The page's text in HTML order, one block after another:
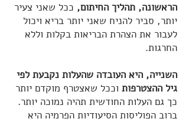
הראשונה, תהליך החיתום, ככל שאני צעיר
יותר, סביר להניח שאני יותר בריא ויכול
לעבור את הצהרת הבריאות בקלות וללא
החרגות.
השנייה, היא העובדה שהעלות נקבעת לפי
גיל ההצטרפות וככל שאצטרף מוקדם יותר
כך גם העלות החודשית תהיה נמוכה יותר.
ברוב הפוליסות הסיעודיות הפרמיה היא